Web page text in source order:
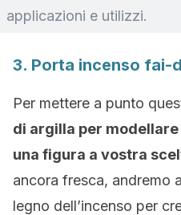
applicazioni e utilizzi.
3. Porta incenso fai-
Per mettere a punto
di argilla per
una figura a vostra
ancora fresca, andremo
legno dell’incenso per